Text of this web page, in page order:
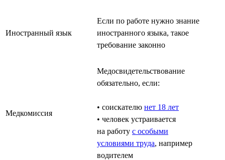
Иностранный язык
Если по работе нужно знание
иностранного языка, такое
требование законно
Медкомиссия
Медосвидетельствование
обязательно, если:
• соискателю нет 18 лет
• человек устраивается
на работу с особыми
условиями труда, например
водителем